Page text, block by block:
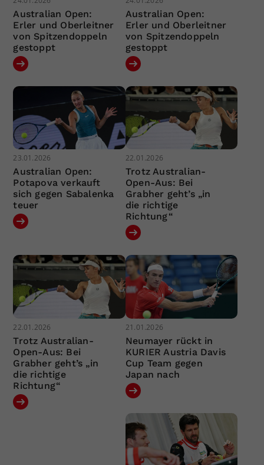
Australian Open:
Erler und Oberleitner
von Spitzendoppeln
gestoppt
Australian Open:
Erler und Oberleitner
von Spitzendoppeln
gestoppt
23.01.2026
Australian Open:
Potapova verkauft
sich gegen Sabalenka
teuer
22.01.2026
Trotz Australian-
Open-Aus: Bei
Grabher geht’s „in
die richtige
Richtung“
22.01.2026
Trotz Australian-
Open-Aus: Bei
Grabher geht’s „in
die richtige
Richtung“
21.01.2026
Neumayer rückt in
KURIER Austria Davis
Cup Team gegen
Japan nach